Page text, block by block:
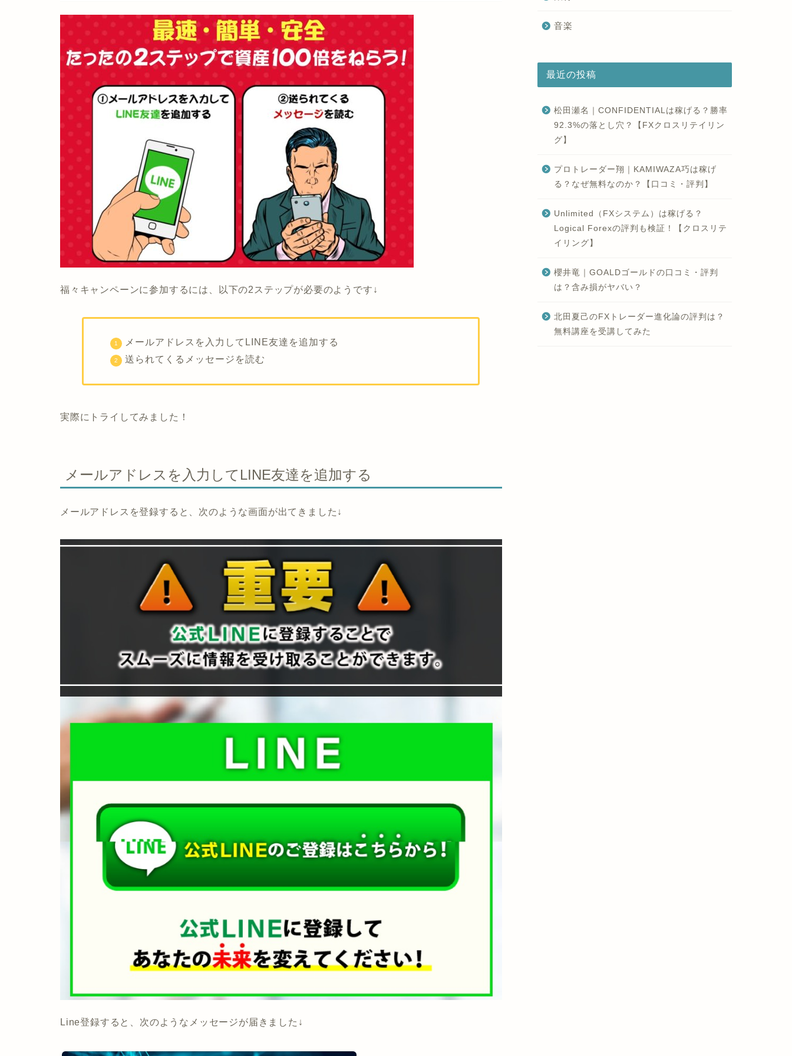
福々キャンペーンに参加するには、以下の2ステップが必要のようです↓
メールアドレスを入力してLINE友達を追加する
送られてくるメッセージを読む
実際にトライしてみました！
メールアドレスを入力してLINE友達を追加する
メールアドレスを登録すると、次のような画面が出てきました↓
Line登録すると、次のようなメッセージが届きました↓
音楽
最近の投稿
松田瀬名｜CONFIDENTIALは稼げる？勝率
92.3%の落とし穴？【FXクロスリテイリン
グ】
プロトレーダー翔｜KAMIWAZA巧は稼げ
る？なぜ無料なのか？【口コミ・評判】
Unlimited（FXシステム）は稼げる？
Logical Forexの評判も検証！【クロスリテ
イリング】
櫻井竜｜GOALDゴールドの口コミ・評判
は？含み損がヤバい？
北田夏己のFXトレーダー進化論の評判は？
無料講座を受講してみた